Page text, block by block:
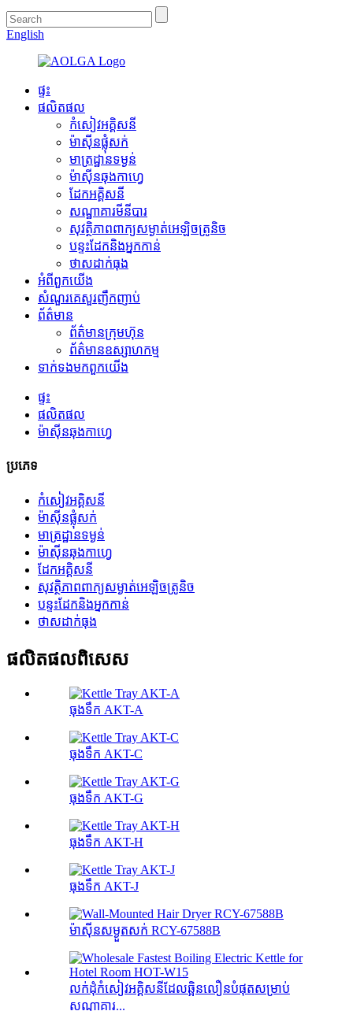
English
ផ្ទះ
ផលិតផល
កំសៀវអគ្គិសនី
ម៉ាស៊ីន​ផ្លុំ​សក់
មាត្រដ្ឋានទម្ងន់
ម៉ាស៊ីន​ឆុងកាហ្វេ
ដែកអគ្គិសនី
សណ្ឋាគារមីនីបារ
សុវត្ថិភាពពាក្យសម្ងាត់អេឡិចត្រូនិច
បន្ទះដែកនិងអ្នកកាន់
ថាសដាក់ធុង
អំពី​ពួក​យើង
សំណួរគេសួរញឹកញាប់
ព័ត៌មាន
ព័ត៌មានក្រុមហ៊ុន
ព័ត៌មានឧស្សាហកម្ម
ទាក់ទង​មក​ពួក​យើង
ផ្ទះ
ផលិតផល
ម៉ាស៊ីន​ឆុងកាហ្វេ
ប្រភេទ
កំសៀវអគ្គិសនី
ម៉ាស៊ីន​ផ្លុំ​សក់
មាត្រដ្ឋានទម្ងន់
ម៉ាស៊ីន​ឆុងកាហ្វេ
ដែកអគ្គិសនី
សុវត្ថិភាពពាក្យសម្ងាត់អេឡិចត្រូនិច
បន្ទះដែកនិងអ្នកកាន់
ថាសដាក់ធុង
ផលិតផល​ពិសេស
ធុងទឹក AKT-A
ធុងទឹក AKT-C
ធុងទឹក AKT-G
ធុងទឹក AKT-H
ធុងទឹក AKT-J
ម៉ាស៊ីនសម្ងួតសក់ RCY-67588B
លក់ដុំកំសៀវអគ្គិសនីដែលឆ្អិនលឿនបំផុតសម្រាប់
សណ្ឋាគារ...